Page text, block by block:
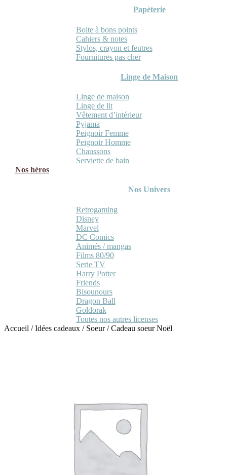
Papèterie
Boite à bons points
Cahiers & notes
Stylos, crayon et feutres
Fournitures pas cher
Linge de Maison
Linge de maison
Linge de lit
Vêtement d’intérieur
Pyjama
Peignoir Femme
Peignoir Homme
Chaussons
Serviette de bain
Nos héros
Nos Univers
Retrogaming
Disney
Marvel
DC Comics
Animés / mangas
Films 80/90
Serie TV
Harry Potter
Friends
Bisounours
Dragon Ball
Goldorak
Toutes nos autres licenses
Accueil /Idées cadeaux / Soeur/Cadeau soeur Noël